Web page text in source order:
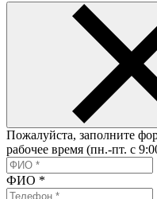
Пожалуйста, заполните
рабочее время (пн.-пт. с
ФИО *